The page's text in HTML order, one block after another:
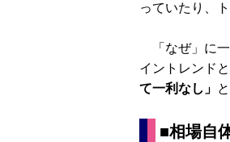
っていたり、
「なぜ」に一
イントレンド
て一利なし」
■相場自